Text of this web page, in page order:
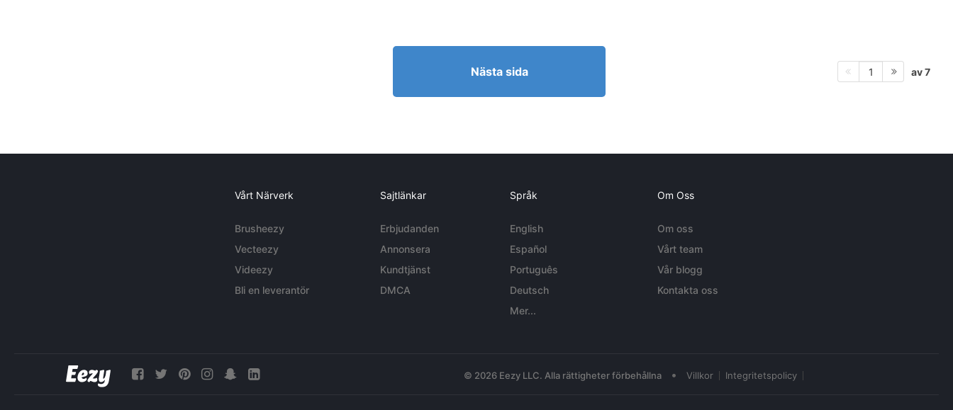
Nästa sida 1 av 7
Vårt Närverk
Brusheezy
Vecteezy
Videezy
Bli en leverantör
Sajtlänkar
Erbjudanden
Annonsera
Kundtjänst
DMCA
Språk
English
Español
Português
Deutsch
Mer...
Om Oss
Om oss
Vårt team
Vår blogg
Kontakta oss
© 2026 Eezy LLC. Alla rättigheter förbehållna • Villkor Integritetspolicy